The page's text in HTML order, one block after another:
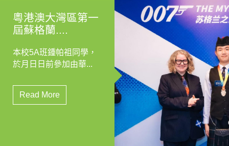
粵港澳大灣區第一
屆蘇格蘭....
本校5A班鍾帕祖同學，
於月日日前參加由華...
Read More